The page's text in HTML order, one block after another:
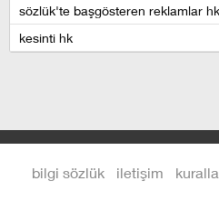
sözlük'te başgösteren reklamlar
kesinti hk
bilgi sözlük iletişim